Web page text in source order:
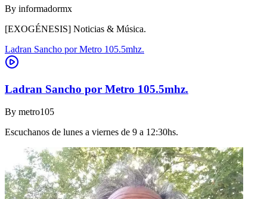
By informadormx
[EXOGÉNESIS] Noticias & Música.
Ladran Sancho por Metro 105.5mhz.
Ladran Sancho por Metro 105.5mhz.
By metro105
Escuchanos de lunes a viernes de 9 a 12:30hs.